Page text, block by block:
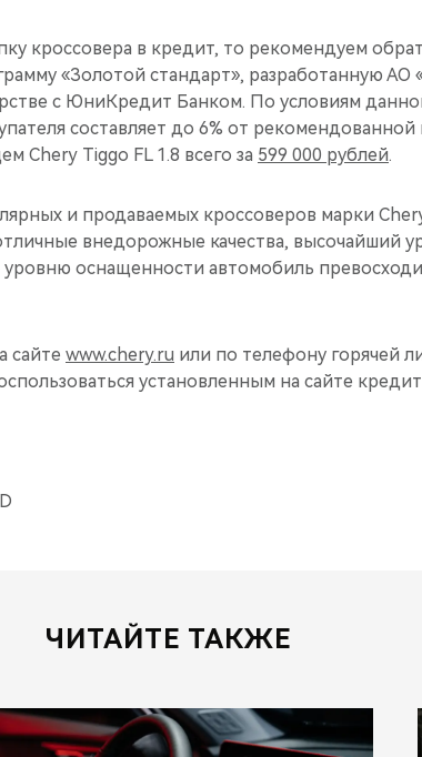
кроссовера в кредит, то рекомендуем
«Золотой стандарт», разработанную АО
с ЮниКредит Банком. По условиям
составляет до 6% от
Chery Tiggo FL 1.8 всего за 599 000 рублей.
и продаваемых кроссоверов марки
внедорожные качества, высочайший
оснащенности автомобиль
сайте www.chery.ru или по телефону горячей
установленным на сайте
ЧИТАЙТЕ ТАКЖЕ